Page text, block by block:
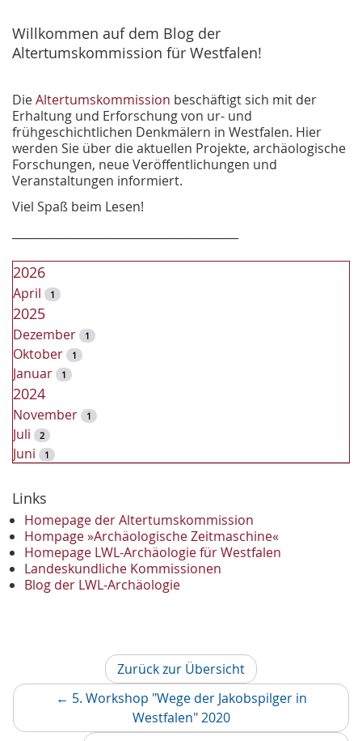
e
Willkommen auf dem Blog der
Altertumskommission für Westfalen!
DieAltertumskommission beschäftigt sich mit der
Erhaltung und Erforschung von ur- und
frühgeschichtlichen Denkmälern in Westfalen. Hier
werden Sie über die aktuellen Projekte, archäologische
Forschungen, neue Veröffentlichungen und
Veranstaltungen informiert.
Viel Spaß beim Lesen!
2026
April 1
2025
Dezember 1
Oktober 1
Januar 1
2024
November 1
Juli 2
Juni 1
Dezember
November 2
Oktober 1
September 2
August 1
Mai 1
September 1
Mai 3
Links
Homepage der Altertumskommission
Hompage »Archäologische Zeitmaschine«
Homepage LWL-Archäologie für Westfalen
Landeskundliche Kommissionen
Blog der LWL-Archäologie
← 5. Workshop "Wege der Jakobspilger in
Westfalen" 2020Vorheriger
Artikel
Zurück zur Übersicht